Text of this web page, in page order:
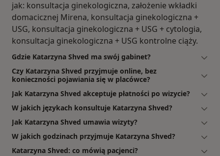
jak: konsultacja ginekologiczna, założenie wkładki
domacicznej Mirena, konsultacja ginekologiczna +
USG, konsultacja ginekologiczna + USG + cytologia,
konsultacja ginekologiczna + USG kontrolne ciąży.
Gdzie Katarzyna Shved ma swój gabinet?
Czy Katarzyna Shved przyjmuje online, bez
konieczności pojawiania się w placówce?
Jak Katarzyna Shved akceptuje płatności po wizycie?
W jakich językach konsultuje Katarzyna Shved?
Jak Katarzyna Shved umawia wizyty?
W jakich godzinach przyjmuje Katarzyna Shved?
Katarzyna Shved: co mówią pacjenci?